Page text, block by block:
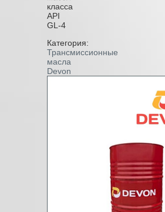
класса
API
GL-4
Категория:
Трансмиссионные
масла
Devon